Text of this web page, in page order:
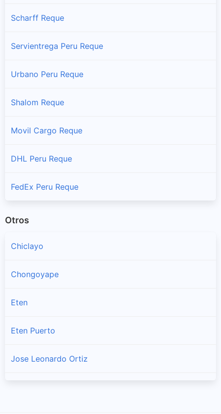
Scharff Reque
Servientrega Peru Reque
Urbano Peru Reque
Shalom Reque
Movil Cargo Reque
DHL Peru Reque
FedEx Peru Reque
Otros
Chiclayo
Chongoyape
Eten
Eten Puerto
Jose Leonardo Ortiz